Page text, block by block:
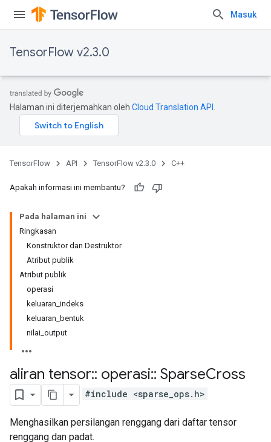
Masuk
TensorFlow v2.3.0
Halaman ini diterjemahkan oleh Cloud Translation API
TensorFlow API TensorFlow v2.3.0 C++
Apakah informasi ini membantu?
Pada halaman ini
Ringkasan
Konstruktor dan Destruktor
Atribut publik
Atribut publik
operasi
keluaran_indeks
keluaran_bentuk
nilai_output
aliran tensor:: operasi:: SparseCross
#include <sparse_ops.h>
Menghasilkan persilangan renggang dari daftar tensor
renggang dan padat.